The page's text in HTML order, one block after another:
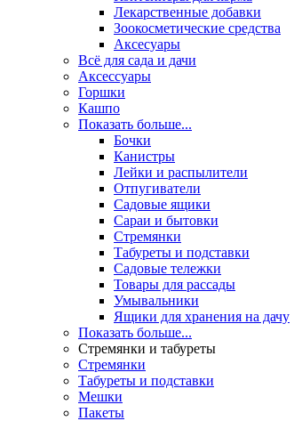
Лекарственные добавки
Зоокосметические средства
Аксесуары
Всё для сада и дачи
Аксессуары
Горшки
Кашпо
Показать больше...
Бочки
Канистры
Лейки и распылители
Отпугиватели
Садовые ящики
Сараи и бытовки
Стремянки
Табуреты и подставки
Садовые тележки
Товары для рассады
Умывальники
Ящики для хранения на дачу
Показать больше...
Стремянки и табуреты
Стремянки
Табуреты и подставки
Мешки
Пакеты